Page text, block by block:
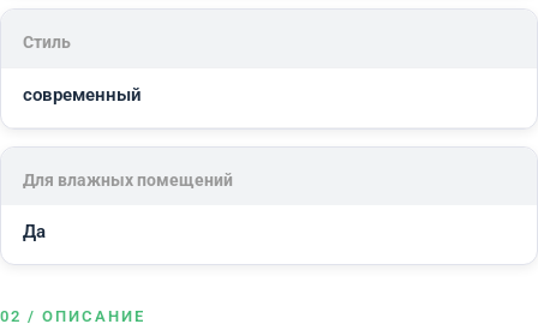
Стиль
современный
Для влажных помещений
Да
02 / ОПИСАНИЕ